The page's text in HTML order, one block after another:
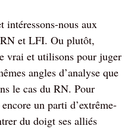
intéressons-nous aux
et LFI. Ou plutôt,
vrai et utilisons pour juger
angles d’analyse que
le cas du RN. Pour
un parti d’extrême-
du doigt ses alliés